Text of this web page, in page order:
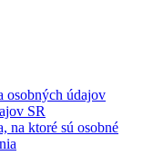
osobných údajov
SR
na ktoré sú osobné